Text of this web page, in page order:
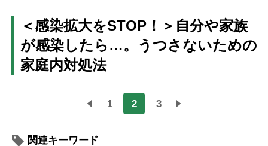
＜感染拡大をSTOP！＞自分や家族
が感染したら…。うつさないための
家庭内対処法
1 2 3
関連キーワード